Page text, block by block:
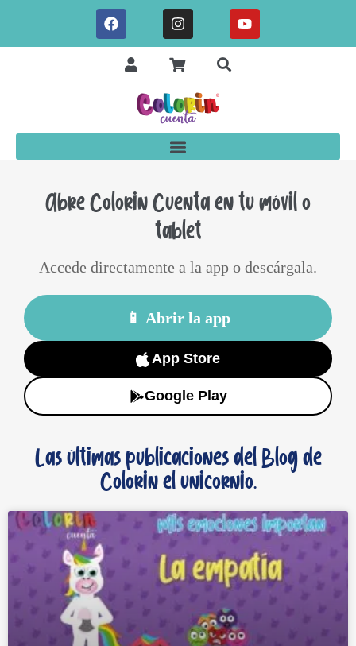
Abre Colorin Cuenta en tu móvil o
tablet
Accede directamente a la app o descárgala.
📱 Abrir la app
App Store
Google Play
Las últimas publicaciones del Blog de
Colorin el unicornio.